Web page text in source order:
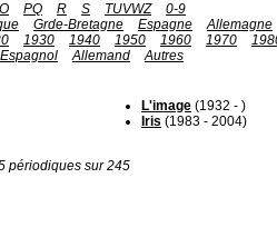
PQ R S TUVWZ
0-9
Grde-Bretagne Espagne Allemagne
1930 1940 1950 1960 1970
Espagnol Allemand
Autres
L'image (1932 - )
Iris (1983 - 2004)
périodiques sur 245